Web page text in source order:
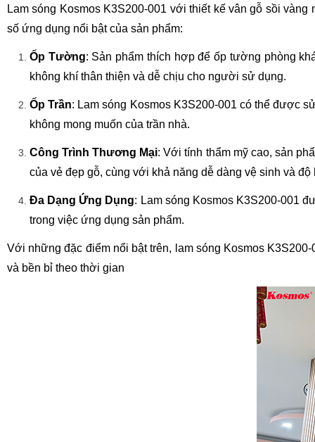
Lam sóng Kosmos K3S200-001 với thiết kế vân gỗ sồi
số ứng dụng nổi bật của sản phẩm:
Ốp Tường: Sản phẩm thích hợp để ốp tường phòng
không khí thân thiện và dễ chịu cho người sử dụng.
Ốp Trần: Lam sóng Kosmos K3S200-001 có thể được
không mong muốn của trần nhà.
Công Trình Thương Mại: Với tính thẩm mỹ cao, sản
của vẻ đẹp gỗ, cùng với khả năng dễ dàng vệ sinh và
Đa Dạng Ứng Dụng: Lam sóng Kosmos K3S200-001
trong việc ứng dụng sản phẩm.
Với những đặc điểm nổi bật trên, lam sóng Kosmos
và bền bỉ theo thời gian